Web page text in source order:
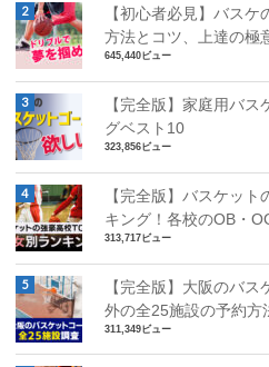
【初心者必見】バス
方法とコツ、上達の極
645,440ビュー
【完全版】家庭用バ
グベスト10
323,856ビュー
【完全版】バスケッ
キング！各校のOB・
313,717ビュー
【完全版】大阪のバ
外の全25施設の予約方
311,349ビュー